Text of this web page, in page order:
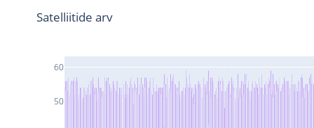
50
60
Satelliitide arv